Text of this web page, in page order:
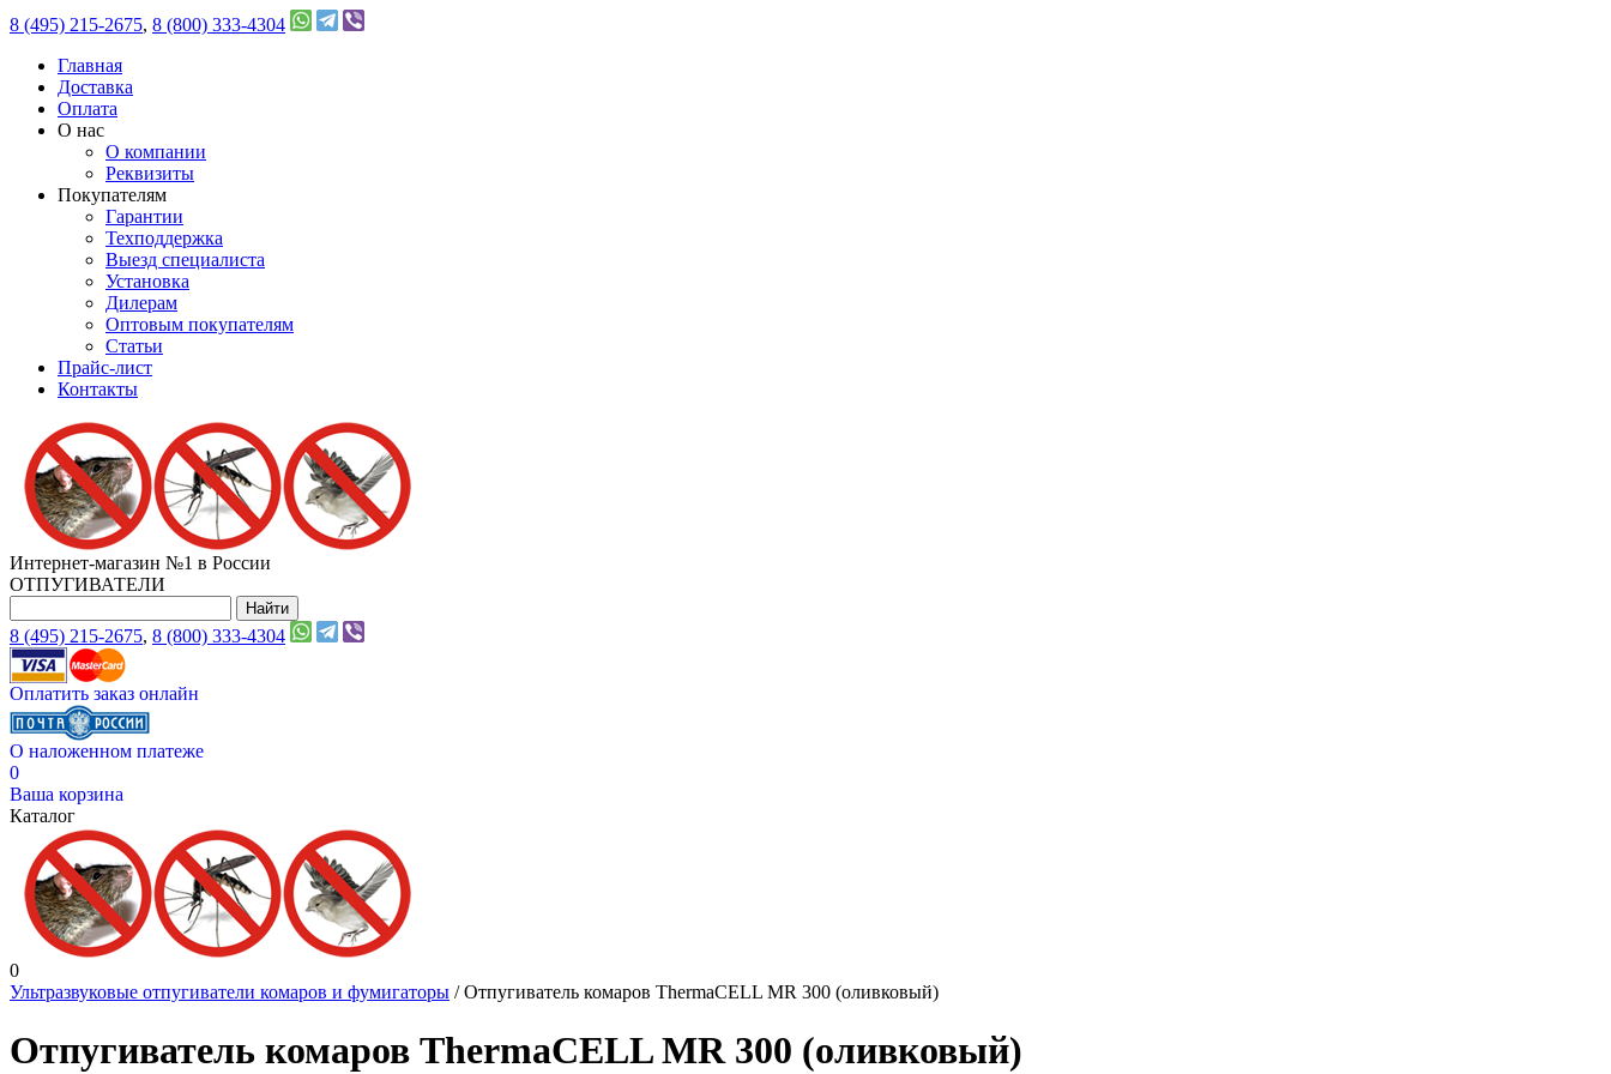
8 (495) 215-2675, 8 (800) 333-4304
Главная
Доставка
Оплата
О нас
О компании
Реквизиты
Покупателям
Гарантии
Техподдержка
Выезд специалиста
Установка
Дилерам
Оптовым покупателям
Статьи
Прайс-лист
Контакты
Интернет-магазин №1 в России
ОТПУГИВАТЕЛИ
8 (495) 215-2675, 8 (800) 333-4304
Оплатить заказ онлайн
О наложенном платеже
0
Ваша корзина
Каталог
0
Ультразвуковые отпугиватели комаров и фумигаторы / Отпугиватель комаров ThermaCELL MR 300 (оливковый)
Отпугиватель комаров ThermaCELL MR 300 (оливковый)